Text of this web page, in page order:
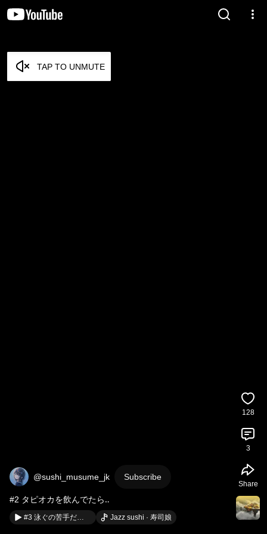
TAP TO UNMUTE
@sushi_musume_jk Subscribe
#2 タピオカを飲んでたら‥
#3 泳ぐの苦手だから... Jazz sushi · 寿司娘
128
3
Share